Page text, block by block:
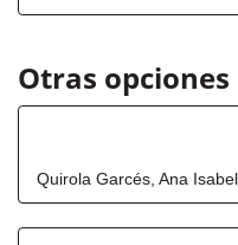
Otras
Quirola Garcés, Ana Isabel